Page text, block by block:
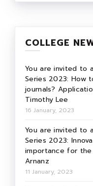
COLLEGE
You are invited to
Series 2023: How
journals?
Timothy Lee
16 January, 2023
You are invited to
Series 2023:
importance for the
Arnanz
11 January, 2023